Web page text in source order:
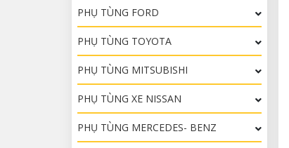
PHỤ TÙNG FORD
PHỤ TÙNG TOYOTA
PHỤ TÙNG MITSUBISHI
PHỤ TÙNG XE NISSAN
PHỤ TÙNG MERCEDES- BENZ